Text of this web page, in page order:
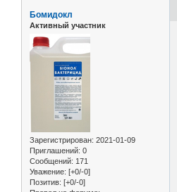
Бомидокл
Активный участник
Зарегистрирован: 2021-01-09
Приглашений: 0
Сообщений: 171
Уважение: [+0/-0]
Позитив: [+0/-0]